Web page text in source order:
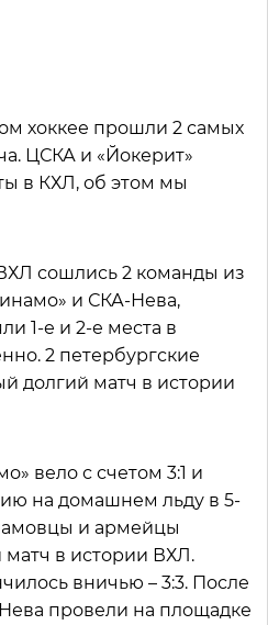
хоккее прошли 2 самых
ЦСКА и «Йокерит»
в КХЛ, об этом мы
сошлись 2 команды из
и СКА-Нева,
1-е и 2-е места в
2 петербургские
долгий матч в истории
вело с счетом 3:1 и
на домашнем льду в 5-
и армейцы
в истории ВХЛ.
вничью – 3:3. После
провели на площадке